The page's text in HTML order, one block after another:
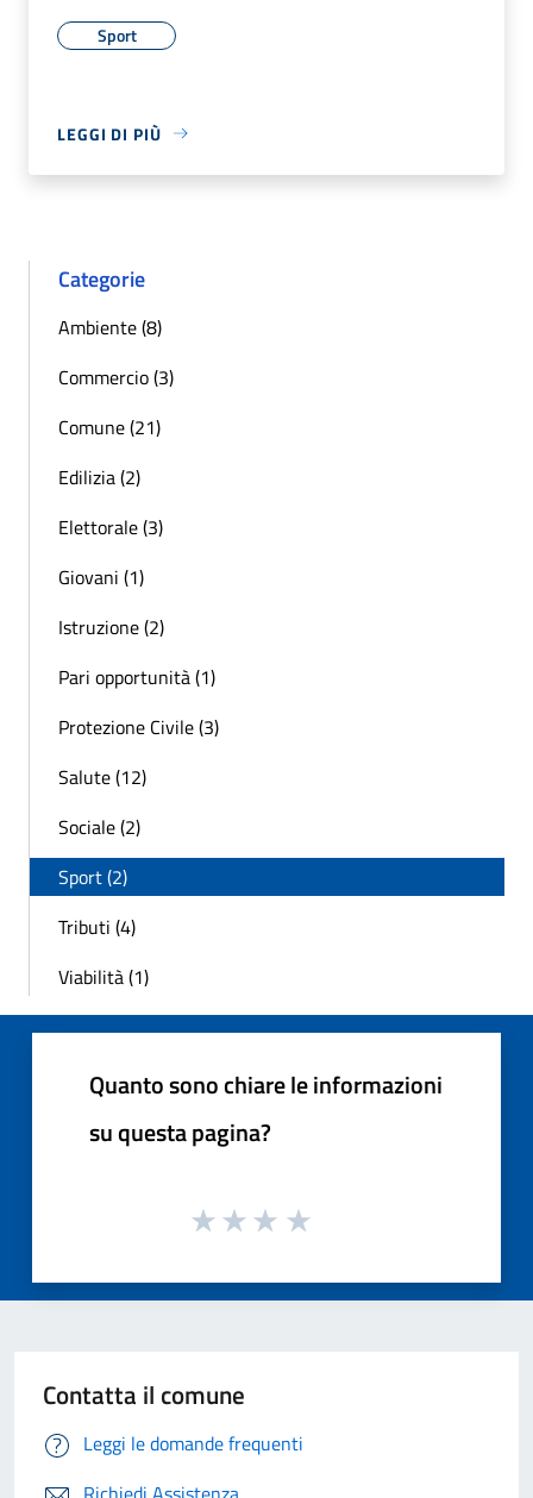
Sport
LEGGI DI PIÙ
Categorie
Ambiente (8)
Commercio (3)
Comune (21)
Edilizia (2)
Elettorale (3)
Giovani (1)
Istruzione (2)
Pari opportunità (1)
Protezione Civile (3)
Salute (12)
Sociale (2)
Sport (2)
Tributi (4)
Viabilità (1)
Quanto sono chiare le informazioni
su questa pagina?
Contatta il comune
Leggi le domande frequenti